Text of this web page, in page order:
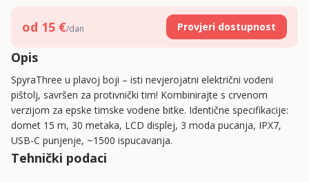
od 15 €/dan Provjeri dostupnost
Opis
SpyraThree u plavoj boji – isti nevjerojatni električni vodeni
pištolj, savršen za protivnički tim! Kombinirajte s crvenom
verzijom za epske timske vodene bitke. Identične specifikacije:
domet 15 m, 30 metaka, LCD displej, 3 moda pucanja, IPX7,
USB-C punjenje, ~1500 ispucavanja.
Tehnički podaci